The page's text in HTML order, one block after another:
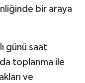
bir araya
günü saat
toplanma ile
ve